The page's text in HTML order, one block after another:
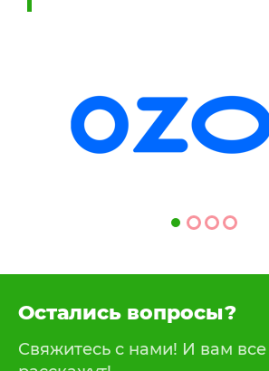
Остались вопросы?
Свяжитесь с нами! И вам